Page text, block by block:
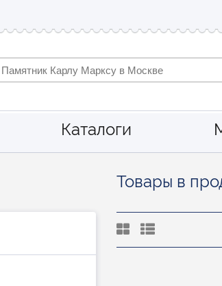
Каталоги
Товары в